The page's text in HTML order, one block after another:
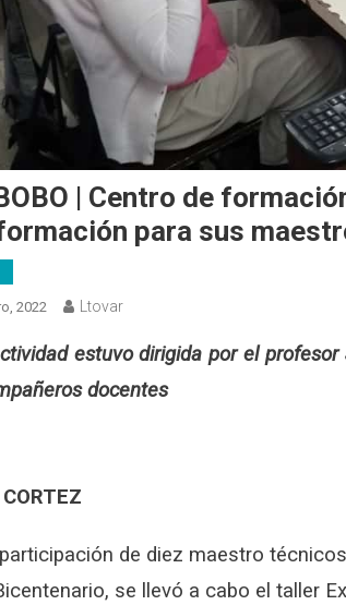
| Centro de
para sus
2022 Ltovar
estuvo dirigida por el
docentes
de diez maestro
se llevó a cabo el taller